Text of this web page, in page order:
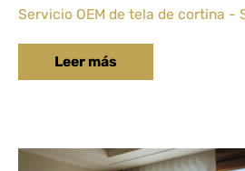
Servicio OEM de tela de cortina -
Leer más